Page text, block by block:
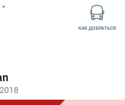
КАК ДОБРАТЬСЯ